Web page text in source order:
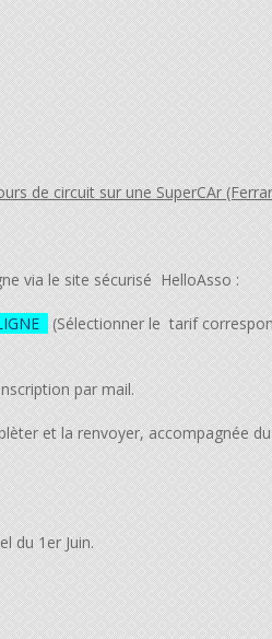
de circuit sur une SuperCAr
via le site sécurisé HelloAsso :
(Sélectionner le tarif
par mail.
et la renvoyer, accompagnée
du 1er Juin.